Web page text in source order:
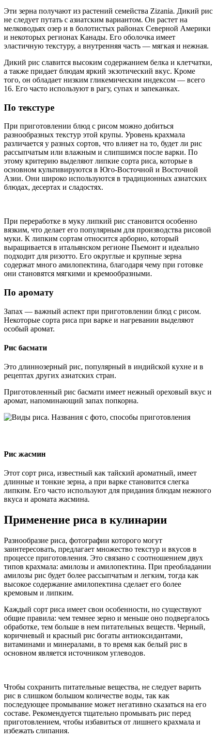
Эти зерна получают из растений семейства Zizania. Дикий рис
не следует путать с азиатским вариантом. Он растет на
мелководьях озер и в болотистых районах Северной Америки
и некоторых регионах Канады. Его оболочка имеет
эластичную текстуру, а внутренняя часть — мягкая и нежная.
Дикий рис славится высоким содержанием белка и клетчатки,
а также придает блюдам яркий экзотический вкус. Кроме
того, он обладает низким гликемическим индексом — всего
16. Его часто используют в рагу, супах и запеканках.
По текстуре
При приготовлении блюд с рисом можно добиться
разнообразных текстур этой крупы. Уровень крахмала
различается у разных сортов, что влияет на то, будет ли рис
рассыпчатым или влажным и слипшимся после варки. По
этому критерию выделяют липкие сорта риса, которые в
основном культивируются в Юго-Восточной и Восточной
Азии. Они широко используются в традиционных азиатских
блюдах, десертах и сладостях.
При переработке в муку липкий рис становится особенно
вязким, что делает его популярным для производства рисовой
муки. К липким сортам относится арборио, который
выращивается в итальянском регионе Пьемонт и идеально
подходит для ризотто. Его округлые и крупные зерна
содержат много амилопектина, благодаря чему при готовке
они становятся мягкими и кремообразными.
По аромату
Запах — важный аспект при приготовлении блюд с рисом.
Некоторые сорта риса при варке и нагревании выделяют
особый аромат.
Рис басмати
Это длиннозерный рис, популярный в индийской кухне и в
рецептах других азиатских стран.
Приготовленный рис басмати имеет нежный ореховый вкус и
аромат, напоминающий запах попкорна.
Рис жасмин
Этот сорт риса, известный как тайский ароматный, имеет
длинные и тонкие зерна, а при варке становится слегка
липким. Его часто используют для придания блюдам нежного
вкуса и аромата жасмина.
Применение риса в кулинарии
Разнообразие риса, фотографии которого могут
заинтересовать, предлагает множество текстур и вкусов в
процессе приготовления. Это связано с соотношением двух
типов крахмала: амилозы и амилопектина. При преобладании
амилозы рис будет более рассыпчатым и легким, тогда как
высокое содержание амилопектина сделает его более
кремовым и липким.
Каждый сорт риса имеет свои особенности, но существуют
общие правила: чем темнее зерно и меньше оно подвергалось
обработке, тем больше в нем питательных веществ. Черный,
коричневый и красный рис богаты антиоксидантами,
витаминами и минералами, в то время как белый рис в
основном является источником углеводов.
Чтобы сохранить питательные вещества, не следует варить
рис в слишком большом количестве воды, так как
последующее промывание может негативно сказаться на его
составе. Рекомендуется тщательно промывать рис перед
приготовлением, чтобы избавиться от лишнего крахмала и
избежать слипания.